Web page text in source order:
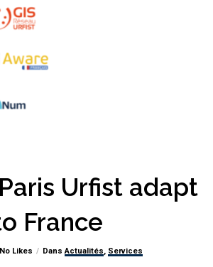
Urfist adapt
France
No Likes DansActualités, Services